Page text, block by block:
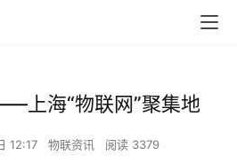
上海“物联网”聚集地
12:17 物联资讯 阅读 3379